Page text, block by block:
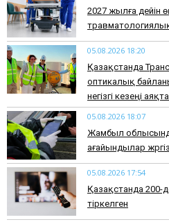
2027 жылға дейін
05.08.2026 18:20
Қазақстанда
оптикалық
негізгі кезеңі
05.08.2026 18:07
Жамбыл
ағайындылар
05.08.2026 17:54
Қазақстанда 200-
тіркелген